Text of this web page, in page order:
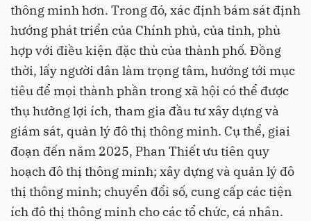
thông minh hơn. Trong đó, xác định bám sát định
hướng phát triển của Chính phủ, của tỉnh, phù
hợp với điều kiện đặc thù của thành phố. Đồng
thời, lấy người dân làm trọng tâm, hướng tới mục
tiêu để mọi thành phần trong xã hội có thể được
thụ hưởng lợi ích, tham gia đầu tư xây dựng và
giám sát, quản lý đô thị thông minh. Cụ thể, giai
đoạn đến năm 2025, Phan Thiết ưu tiên quy
hoạch đô thị thông minh; xây dựng và quản lý đô
thị thông minh; chuyển đổi số, cung cấp các tiện
ích đô thị thông minh cho các tổ chức, cá nhân.